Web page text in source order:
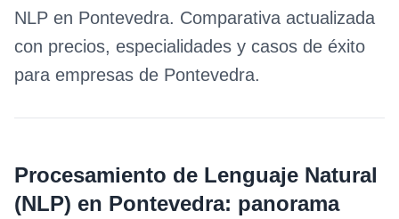
NLP en Pontevedra. Comparativa actualizada
con precios, especialidades y casos de éxito
para empresas de Pontevedra.
Procesamiento de Lenguaje Natural
(NLP) en Pontevedra: panorama